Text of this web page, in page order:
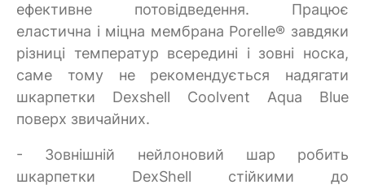
ефективне потовідведення. Працює
еластична і міцна мембрана Porelle® завдяки
різниці температур всередині і зовні носка,
саме тому не рекомендується надягати
шкарпетки Dexshell Coolvent Aqua Blue
поверх звичайних.
- Зовнішній нейлоновий шар робить
шкарпетки DexShell стійкими до